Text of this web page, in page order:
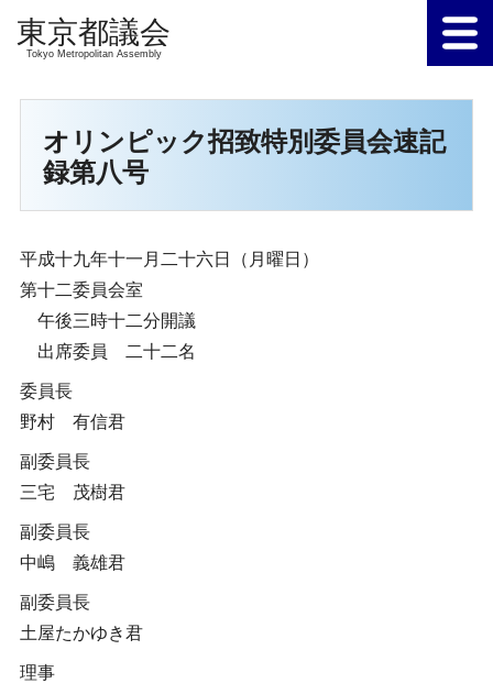
Tokyo Metropolitan Assembly
オリンピック招致特別委員会速記
録第八号
平成十九年十一月二十六日（月曜日）
第十二委員会室
午後三時十二分開議
出席委員 二十二名
委員長
野村 有信君
副委員長
三宅 茂樹君
副委員長
中嶋 義雄君
副委員長
土屋たかゆき君
理事